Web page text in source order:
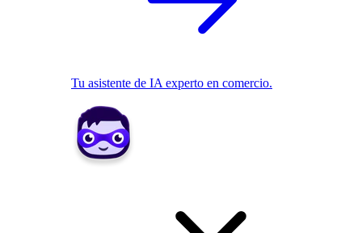
Tu asistente de IA experto en comercio.